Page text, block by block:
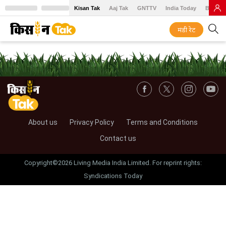
Kisan Tak Aaj Tak GNTTV India Today BT
मंडी रेट
About us Privacy Policy
Terms and Conditions
Contact us
Copyright©2026 Living Media India Limited. For reprint rights:
Syndications Today